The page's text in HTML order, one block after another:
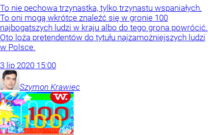
To nie pechowa trzynastka, tylko trzynastu wspaniałych.
To oni mogą wkrótce znaleźć się w gronie 100
najbogatszych ludzi w kraju albo do tego grona powrócić.
Oto loża pretendentów do tytułu najzamożniejszych ludzi
w Polsce.
3 lip 2020 15:00
Szymon Krawiec